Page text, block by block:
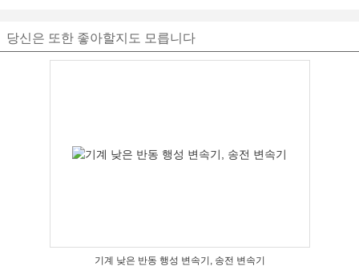
당신은 또한 좋아할지도 모릅니다
기계 낮은 반동 행성 변속기, 송전 변속기